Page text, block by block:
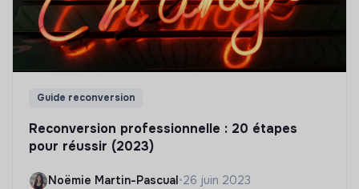
Guide reconversion
Reconversion professionnelle : 20 étapes
pour réussir (2023)
Noëmie Martin-Pascual•26 juin 2023